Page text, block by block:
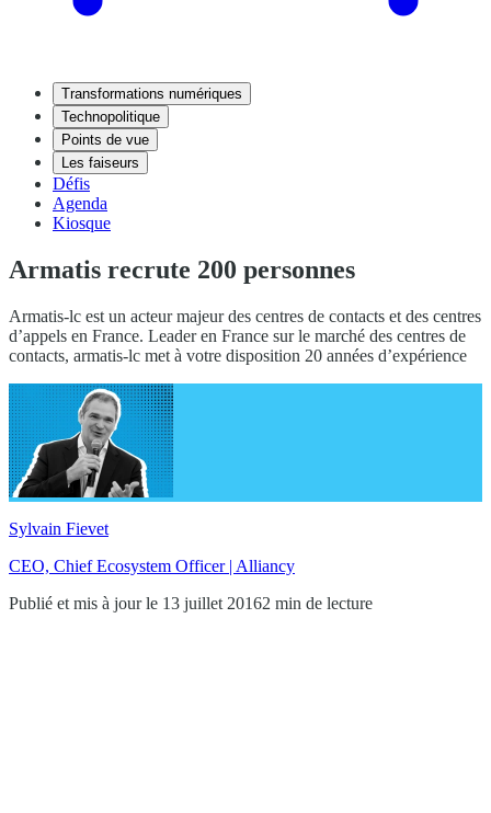
Transformations numériques
Technopolitique
Points de vue
Les faiseurs
Défis
Agenda
Kiosque
Armatis recrute 200 personnes
Armatis-lc est un acteur majeur des centres de contacts et des centres
d’appels en France. Leader en France sur le marché des centres de
contacts, armatis-lc met à votre disposition 20 années d’expérience
Sylvain Fievet
CEO, Chief Ecosystem Officer | Alliancy
Publié et mis à jour le 13 juillet 20162 min de lecture